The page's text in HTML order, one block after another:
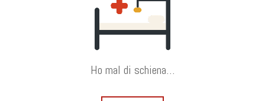
Ho mal di schiena…